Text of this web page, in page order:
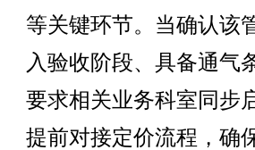
等关键环节。当确认该
入验收阶段、具备通气
要求相关业务科室同步
提前对接定价流程，确